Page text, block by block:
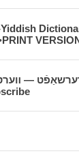
VERSION
—